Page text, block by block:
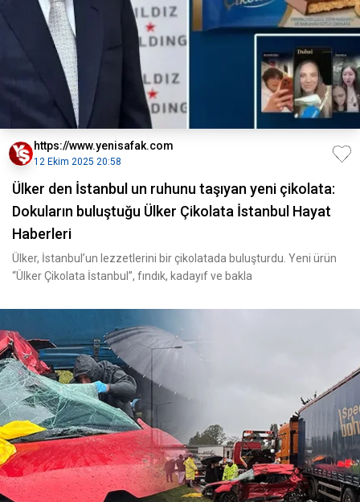
https://www.yenisafak.com
12 Ekim 2025 20:58
Ülker den İstanbul un ruhunu taşıyan yeni çikolata:
Dokuların buluştuğu Ülker Çikolata İstanbul Hayat
Haberleri
Ülker, İstanbul’un lezzetlerini bir çikolatada buluşturdu. Yeni ürün
“Ülker Çikolata İstanbul”, fındık, kadayıf ve bakla